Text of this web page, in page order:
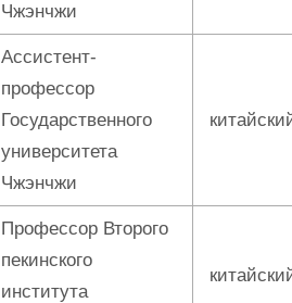
Чжэнчжи
Ассистент-
профессор
Государственного
университета
Чжэнчжи
Профессор Второго
пекинского
института